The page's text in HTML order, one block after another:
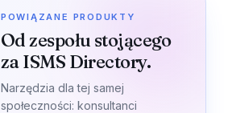
POWIĄZANE PRODUKTY
Od zespołu stojącego
za ISMS Directory.
Narzędzia dla tej samej
społeczności: konsultanci